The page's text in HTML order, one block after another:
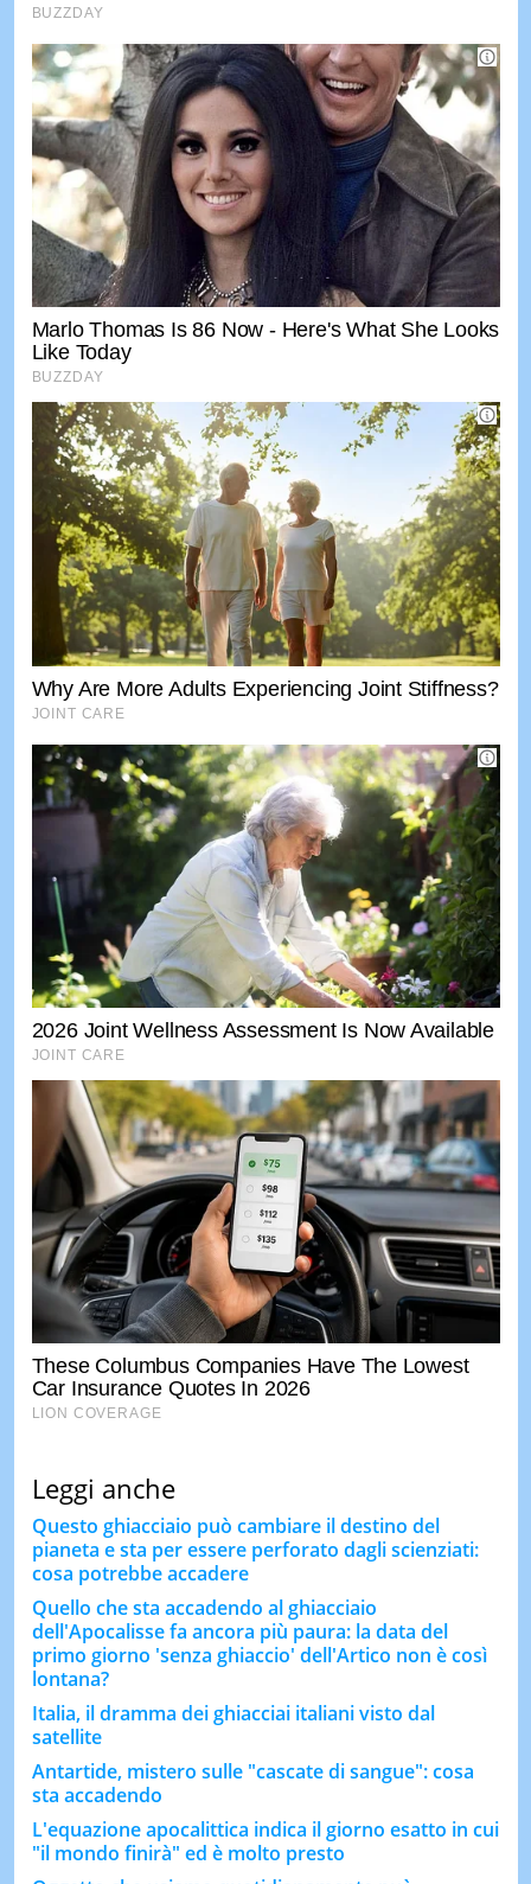
Leggi anche
Questo ghiacciaio può cambiare il destino del
pianeta e sta per essere perforato dagli scienziati:
cosa potrebbe accadere
Quello che sta accadendo al ghiacciaio
dell'Apocalisse fa ancora più paura: la data del
primo giorno 'senza ghiaccio' dell'Artico non è così
lontana?
Italia, il dramma dei ghiacciai italiani visto dal
satellite
Antartide, mistero sulle "cascate di sangue": cosa
sta accadendo
L'equazione apocalittica indica il giorno esatto in cui
"il mondo finirà" ed è molto presto